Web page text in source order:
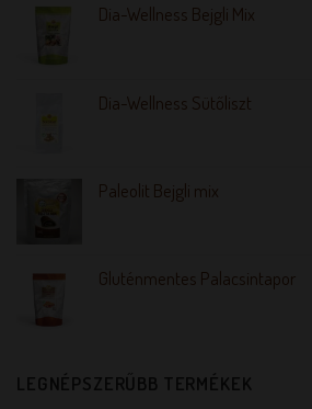
Dia-Wellness Bejgli Mix
Dia-Wellness Sütőliszt
Paleolit Bejgli mix
Gluténmentes Palacsintapor
LEGNÉPSZERŰBB TERMÉKEK